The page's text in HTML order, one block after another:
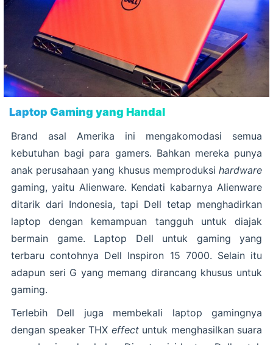
Laptop Gaming yang Handal
Brand asal Amerika ini mengakomodasi semua
kebutuhan bagi para gamers. Bahkan mereka punya
anak perusahaan yang khusus memproduksi hardware
gaming, yaitu Alienware. Kendati kabarnya Alienware
ditarik dari Indonesia, tapi Dell tetap menghadirkan
laptop dengan kemampuan tangguh untuk diajak
bermain game. Laptop Dell untuk gaming yang
terbaru contohnya Dell Inspiron 15 7000. Selain itu
adapun seri G yang memang dirancang khusus untuk
gaming.
Terlebih Dell juga membekali laptop gamingnya
dengan speaker THX effectuntuk menghasilkan suara